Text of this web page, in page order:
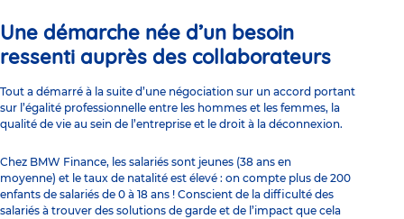
Une démarche née d’un besoin
ressenti auprès des collaborateurs
Tout a démarré à la suite d’une négociation sur un accord portant
sur l’égalité professionnelle entre les hommes et les femmes, la
qualité de vie au sein de l’entreprise et le droit à la déconnexion.
Chez BMW Finance, les salariés sont jeunes (38 ans en
moyenne) et le taux de natalité est élevé : on compte plus de 200
enfants de salariés de 0 à 18 ans ! Conscient de la difficulté des
salariés à trouver des solutions de garde et de l’impact que cela